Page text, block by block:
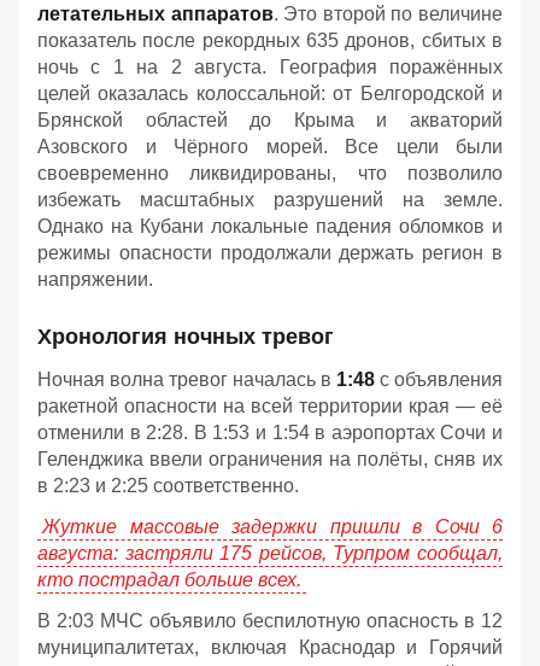
летательных аппаратов. Это второй по величине
показатель после рекордных 635 дронов, сбитых в
ночь с 1 на 2 августа. География поражённых
целей оказалась колоссальной: от Белгородской и
Брянской областей до Крыма и акваторий
Азовского и Чёрного морей. Все цели были
своевременно ликвидированы, что позволило
избежать масштабных разрушений на земле.
Однако на Кубани локальные падения обломков и
режимы опасности продолжали держать регион в
напряжении.
Хронология ночных тревог
Ночная волна тревог началась в 1:48 с объявления
ракетной опасности на всей территории края — её
отменили в 2:28. В 1:53 и 1:54 в аэропортах Сочи и
Геленджика ввели ограничения на полёты, сняв их
в 2:23 и 2:25 соответственно.
Жуткие массовые задержки пришли в Сочи 6
августа: застряли 175 рейсов, Турпром сообщал,
кто пострадал больше всех.
В 2:03 МЧС объявило беспилотную опасность в 12
муниципалитетах, включая Краснодар и Горячий